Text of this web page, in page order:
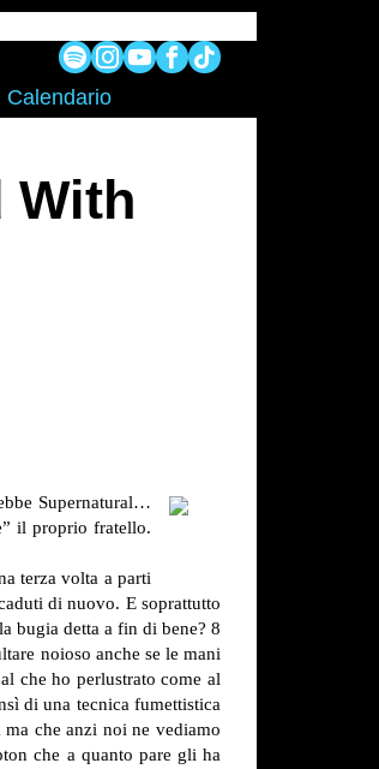
Calendario
With
Supernatural…
il proprio fratello.
terza volta a parti
di nuovo. E soprattutto
bugia detta a fin di bene? 8
noioso anche se le mani
che ho perlustrato come al
di una tecnica fumettistica
che anzi noi ne vediamo
che a quanto pare gli ha